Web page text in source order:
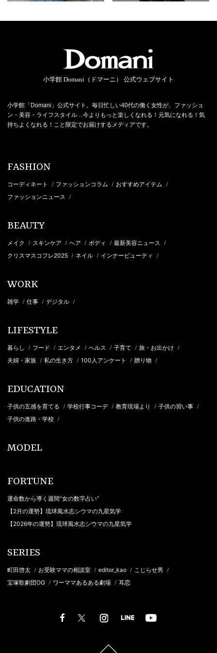
小学館 Domani（ドマーニ） 公式ウェブサイト
小学館「Domani」公式サイト。毎日忙しい40代の働く女性が、ファッショ
ン・美容・ライフスタイル…今よりもっと楽しくなれる！元気になれる！気
持ちよくなれる！こと限定でお届けするメディアです。
FASHION
コーディネート / ファッションコラム / おすすめアイテム /
ファッションニュース /
BEAUTY
メイク / スキンケア / ヘア / ボディ / 最新美容ニュース /
クリスマスコフレ2025 / ネイル / インナービューティ /
WORK
雑学 / 仕事 / デジタル /
LIFESTYLE
暮らし / フード / エンタメ / ヘルス / 子育て / 旅・お出かけ /
夫婦・家族 / 私の生き方 / 100人アンケート / 贈り物 /
EDUCATION
子供の五感を育てる / 学校行事コーデ / 教育現場より / 子供の習い事 /
子供の進路・学校 /
MODEL
FORTUNE
運命数から導く週間“女の数字占い”
【2月の運勢】琉球風水志シウマの九星気学
【2026年の運勢】琉球風水志シウマの九星気学
SERIES
町田啓太 / お受験ママの相談室 / editor_kao / こじらせ男 /
宝塚歌劇団OG / ワーママあるある劇場 / 耳恋